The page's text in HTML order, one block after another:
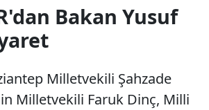
Bakan Yusuf
Milletvekili Şahzade
Milletvekili Faruk Dinç, Milli